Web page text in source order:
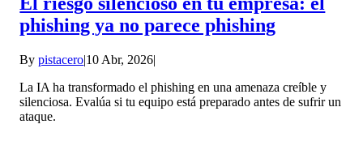
phishing ya no parece phishing
Bypistacero|10 Abr, 2026|
La IA ha transformado el phishing en una amenaza creíble y
silenciosa. Evalúa si tu equipo está preparado antes de sufrir un
ataque.